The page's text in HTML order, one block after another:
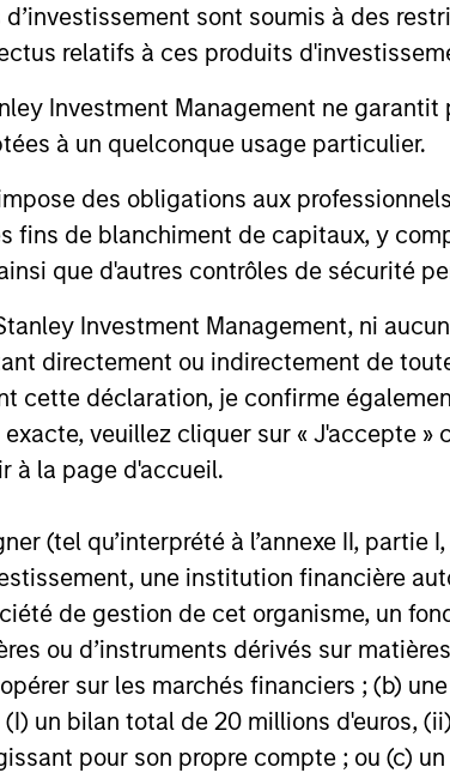
sont soumis à des
relatifs à ces produits
Investment Management ne
à un quelconque usage particulier.
des obligations aux
fins de blanchiment de capitaux, y
que d'autres contrôles de sécurité
Investment Management, ni
directement ou indirectement de
cette déclaration, je confirme
veuillez cliquer sur « J'accepte »
à la page d'accueil.
(tel qu’interprété à l’annexe II, partie
une institution financière
de gestion de cet organisme, un
ou d’instruments dérivés sur
sur les marchés financiers ; (b)
un bilan total de 20 millions d'euros,
pour son propre compte ; ou (c)